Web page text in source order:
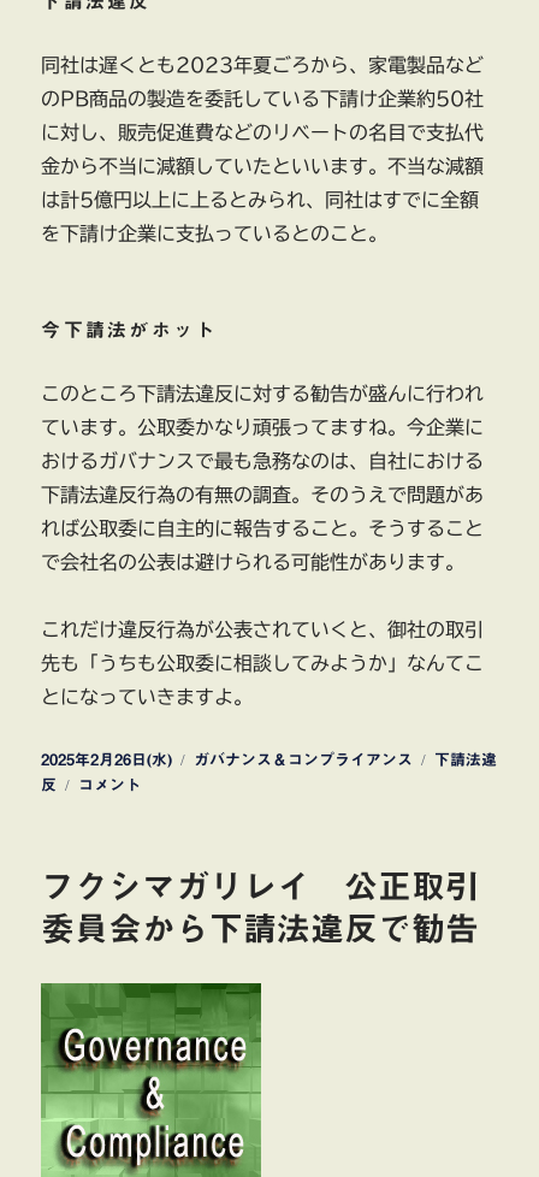
同社は遅くとも2023年夏ごろから、家電製品など
のPB商品の製造を委託している下請け企業約50社
に対し、販売促進費などのリベートの名目で支払代
金から不当に減額していたといいます。不当な減額
は計5億円以上に上るとみられ、同社はすでに全額
を下請け企業に支払っているとのこと。
今下請法がホット
このところ下請法違反に対する勧告が盛んに行われ
ています。公取委かなり頑張ってますね。今企業に
おけるガバナンスで最も急務なのは、自社における
下請法違反行為の有無の調査。そのうえで問題があ
れば公取委に自主的に報告すること。そうすること
で会社名の公表は避けられる可能性があります。
これだけ違反行為が公表されていくと、御社の取引
先も「うちも公取委に相談してみようか」なんてこ
とになっていきますよ。
投
稿
2025年2月26日(水)
カ
ガバナンス＆コンプライアンス
タ
下請法違
反
ビ
メ
ラ
下
法
反
で
公
委
が
コメント
フクシマガリレイ 公正取引
委員会から下請法違反で勧告